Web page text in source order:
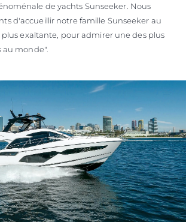
de yachts Sunseeker. Nous
d'accueillir notre famille Sunseeker au
exaltante, pour admirer une des plus
au monde".